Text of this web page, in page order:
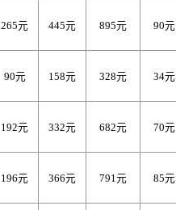
265元 445元 895元 90元
90元 158元 328元 34元
192元 332元 682元 70元
196元 366元 791元 85元